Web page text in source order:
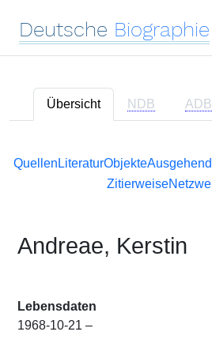
Deutsche Biographie
Übersicht NDB ADB
Quellen LiteraturObjekte
Zitierweise
Andreae, Kerstin
Lebensdaten
1968-10-21 –